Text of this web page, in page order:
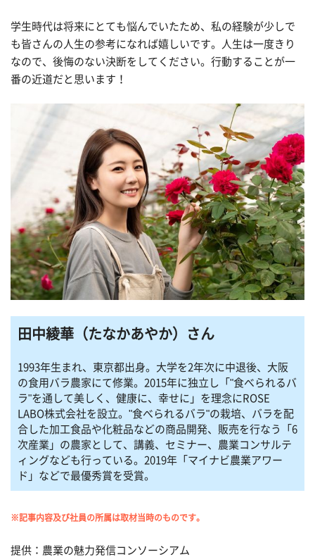
学生時代は将来にとても悩んでいたため、私の経験が少しで
も皆さんの人生の参考になれば嬉しいです。人生は一度きり
なので、後悔のない決断をしてください。行動することが一
番の近道だと思います！
田中綾華（たなかあやか）さん
1993年生まれ、東京都出身。大学を2年次に中退後、大阪
の食用バラ農家にて修業。2015年に独立し「"食べられるバ
ラ"を通して美しく、健康に、幸せに」を理念にROSE
LABO株式会社を設立。"食べられるバラ"の栽培、バラを配
合した加工食品や化粧品などの商品開発、販売を行なう「6
次産業」の農家として、講義、セミナー、農業コンサルテ
ィングなども行っている。2019年「マイナビ農業アワー
ド」などで最優秀賞を受賞。
※記事内容及び社員の所属は取材当時のものです。
提供：農業の魅力発信コンソーシアム